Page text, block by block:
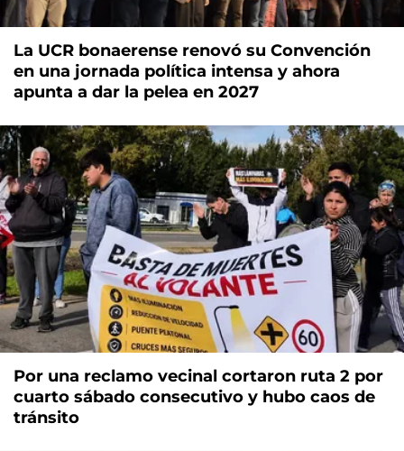
La UCR bonaerense renovó su Convención
en una jornada política intensa y ahora
apunta a dar la pelea en 2027
Por una reclamo vecinal cortaron ruta 2 por
cuarto sábado consecutivo y hubo caos de
tránsito